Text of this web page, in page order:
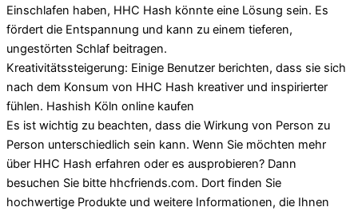
Einschlafen haben, HHC Hash könnte eine Lösung sein. Es
fördert die Entspannung und kann zu einem tieferen,
ungestörten Schlaf beitragen.
Kreativitätssteigerung: Einige Benutzer berichten, dass sie sich
nach dem Konsum von HHC Hash kreativer und inspirierter
fühlen. Hashish Köln online kaufen
Es ist wichtig zu beachten, dass die Wirkung von Person zu
Person unterschiedlich sein kann. Wenn Sie möchten mehr
über HHC Hash erfahren oder es ausprobieren? Dann
besuchen Sie bitte hhcfriends.com. Dort finden Sie
hochwertige Produkte und weitere Informationen, die Ihnen